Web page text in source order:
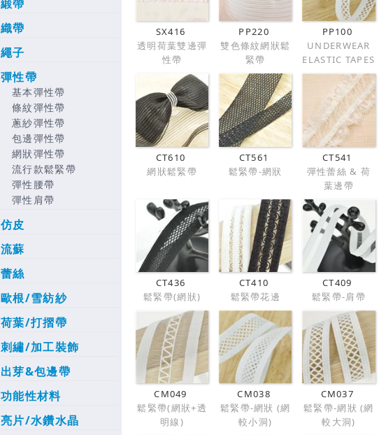
緞帶
織帶
繩子
彈性帶
基本彈性帶
條紋彈性帶
蔥紗彈性帶
包邊彈性帶
網狀彈性帶
流行款鬆緊帶
彈性腰帶
彈性肩帶
仿皮
流蘇
蕾絲
歐根/雪紡紗
荷葉/打摺帶
刺繡/加工裝飾
出芽&包邊帶
功能性材料
亮片/水鑽水晶
SX416
透明荷葉雙邊彈
性帶
PP220
雙色條紋網狀鬆
緊帶
PP100
UNDERWEAR
ELASTIC TAPES
CT610
網狀鬆緊帶
CT561
鬆緊帶-網狀
CT541
彈性蕾絲 & 荷
葉邊帶
CT436
鬆緊帶(網狀)
CT410
鬆緊帶花邊
CT409
鬆緊帶-肩帶
CM049
鬆緊帶(網狀+透
明線)
CM038
鬆緊帶-網狀 (網
較小洞)
CM037
鬆緊帶-網狀 (網
較大洞)